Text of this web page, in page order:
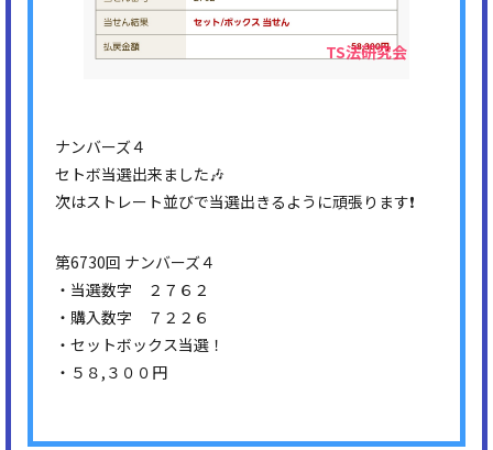
ナンバーズ４
セトボ当選出来ました🎶
次はストレート並びで当選出きるように頑張ります❗
第6730回 ナンバーズ４
・当選数字 ２７６２
・購入数字 ７２２６
・セットボックス当選！
・５８,３００円